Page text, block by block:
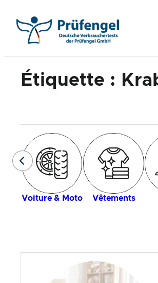
contenu
Étiquette :
Voiture & Moto Vêtements